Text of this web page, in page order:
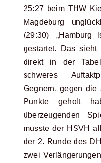
25:27 beim THW
Magdeburg
(29:30).
gestartet. Das
direkt in der
schweres
Gegnern, gegen die
Punkte geholt
überzeugenden
musste der HSVH
der 2. Runde des
zwei